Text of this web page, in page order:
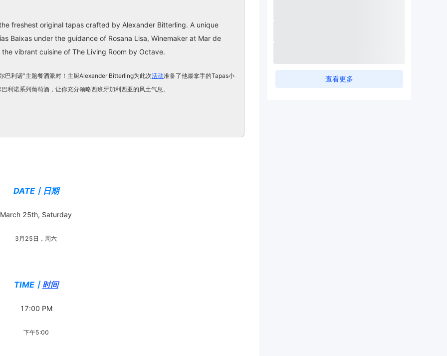
freshest original tapas crafted by Alexander Bitterling. A unique
Baixas under the guidance of Rosana Lisa, Winemaker at Mar de
vibrant cuisine of The Living Room by Octave.
巴利诺”主题餐酒派对！主厨Alexander Bitterling为此次活动准备了他最拿手的Tapas小
利诺系列葡萄酒，让你充分领略西班牙加利西亚的风土气息。
DATE丨日期
March 25th, Saturday
3月25日，周六
TIME丨 时间
17:00 PM
下午5:00
查看更多